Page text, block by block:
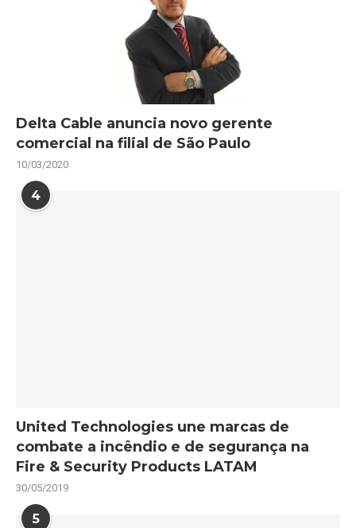
Delta Cable anuncia novo gerente
comercial na filial de São Paulo
10/03/2020
4
United Technologies une marcas de
combate a incêndio e de segurança na
Fire & Security Products LATAM
30/05/2019
5